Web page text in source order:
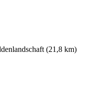
(21,8 km)